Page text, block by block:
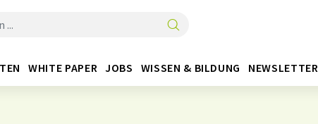
WHITE PAPER JOBS WISSEN & BILDUNG NEWSLETTER